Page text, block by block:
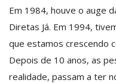
Em 1984, houve o auge
Diretas Já. Em 1994,
que estamos crescendo
Depois de 10 anos, as
realidade, passam a ter